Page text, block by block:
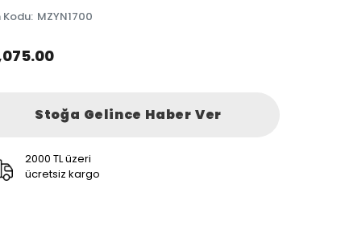
Kodu: MZYN1700
Stoğa Gelince Haber Ver
2000 TL üzeri
ücretsiz kargo